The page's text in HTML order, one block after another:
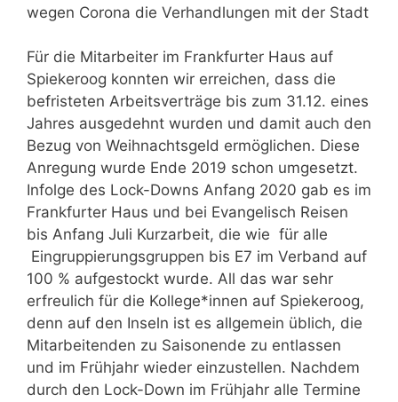
wegen Corona die Verhandlungen mit der Stadt
Für die Mitarbeiter im Frankfurter Haus auf
Spiekeroog konnten wir erreichen, dass die
befristeten Arbeitsverträge bis zum 31.12. eines
Jahres ausgedehnt wurden und damit auch den
Bezug von Weihnachtsgeld ermöglichen. Diese
Anregung wurde Ende 2019 schon umgesetzt.
Infolge des Lock-Downs Anfang 2020 gab es im
Frankfurter Haus und bei Evangelisch Reisen
bis Anfang Juli Kurzarbeit, die wie für alle
Eingruppierungsgruppen bis E7 im Verband auf
100 % aufgestockt wurde. All das war sehr
erfreulich für die Kollege*innen auf Spiekeroog,
denn auf den Inseln ist es allgemein üblich, die
Mitarbeitenden zu Saisonende zu entlassen
und im Frühjahr wieder einzustellen. Nachdem
durch den Lock-Down im Frühjahr alle Termine